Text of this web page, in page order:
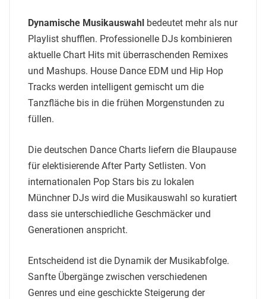
Dynamische Musikauswahl bedeutet mehr als nur
Playlist shufflen. Professionelle DJs kombinieren
aktuelle Chart Hits mit überraschenden Remixes
und Mashups. House Dance EDM und Hip Hop
Tracks werden intelligent gemischt um die
Tanzfläche bis in die frühen Morgenstunden zu
füllen.
Die deutschen Dance Charts liefern die Blaupause
für elektisierende After Party Setlisten. Von
internationalen Pop Stars bis zu lokalen
Münchner DJs wird die Musikauswahl so kuratiert
dass sie unterschiedliche Geschmäcker und
Generationen anspricht.
Entscheidend ist die Dynamik der Musikabfolge.
Sanfte Übergänge zwischen verschiedenen
Genres und eine geschickte Steigerung der